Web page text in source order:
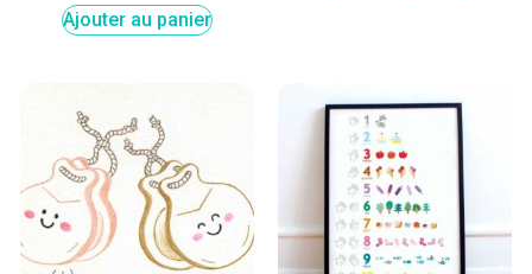
Ajouter au panier